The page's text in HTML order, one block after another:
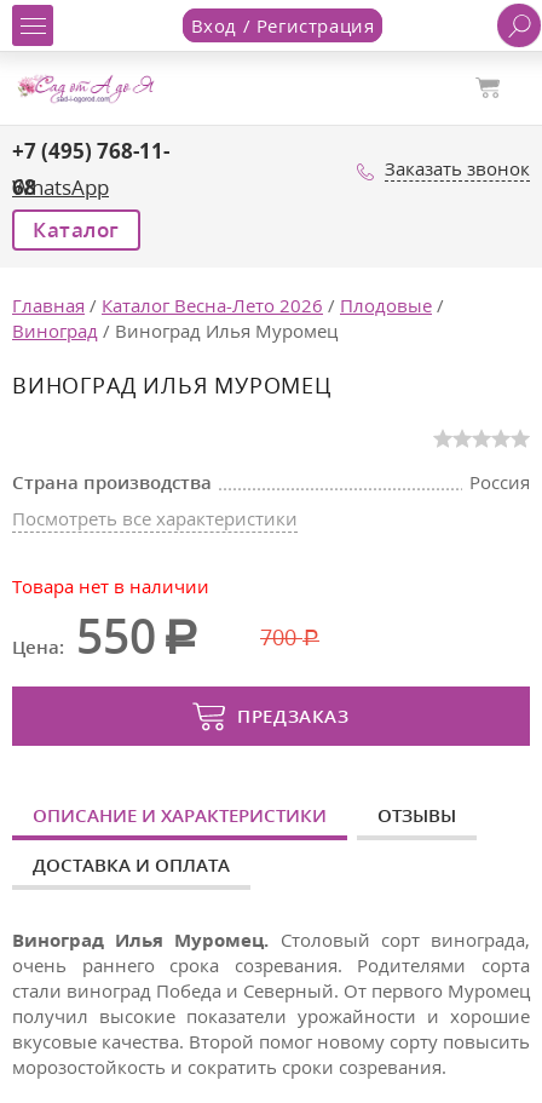
Вход / Регистрация
+7 (495) 768-11-
68
WhatsApp
Заказать звонок
Каталог
Главная / Каталог Весна-Лето 2026 / Плодовые /
Виноград / Виноград Илья Муромец
ВИНОГРАД ИЛЬЯ МУРОМЕЦ
Страна производства
Россия
Посмотреть все характеристики
Товара нет в наличии
Цена: 550 700
ПРЕДЗАКАЗ
ОПИСАНИЕ И ХАРАКТЕРИСТИКИ ОТЗЫВЫ
ДОСТАВКА И ОПЛАТА
Виноград Илья Муромец. Столовый сорт винограда,
очень раннего срока созревания. Родителями сорта
стали виноград Победа и Северный. От первого Муромец
получил высокие показатели урожайности и хорошие
вкусовые качества. Второй помог новому сорту повысить
морозостойкость и сократить сроки созревания.